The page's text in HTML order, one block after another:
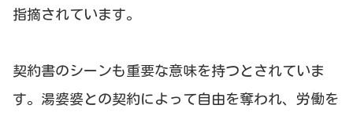
指摘されています。
契約書のシーンも重要な意味を持つとされていま
す。湯婆婆との契約によって自由を奪われ、労働を